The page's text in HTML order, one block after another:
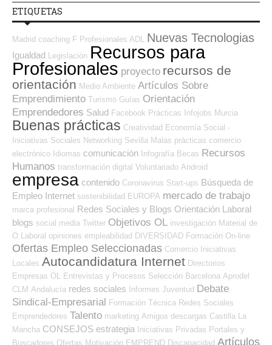
ETIQUETAS
Madrid coaching F Profesionales ADL Nuevas Tecnologias
Igualdad Legislación Recursos para
Profesionales proyecto recursos de
orientación Medio Ambiente Artículos Sobre
Emprendimiento Turismo Guías Orientación
Emprendedores Salud Facebook Prácticas Infojobs Murcia
Buenas prácticas Creatividad Economía Social -
Iniciativas Sociales Networking Sevilla Malas prácticas comercio
electrónico Idiomas comunicación Infografía Becas Recursos
Humanos transformación digital Voluntariado Android
empresa contenido Coronavirus Start-ups Búsqueda de
Empleo Internet sostenibilidad EUROPA mercado de trabajo
marca profesional Redes Sociales y Blogs Orientación Laboral
blogs social media Twitter Objetivos OL investigación Material de
O.Laboral opiniones empleabilidad DIVERSIDAD Formación On-line
Ofertas Empleo Seleccionadas Comercio Iniciativas
Locales Autocandidatura Internet Directorios
Empresas OL Entrevistas y Procesos Selección Barcelona Aprodel
CLM Andalucía redes sociales Informes Juventud Debate
Sindical-Empresarial Formación Técnica Redes Sociales
Emprendedores Talento marketing Amigos descargas Castilla La
Mancha CONSEJOS estrategia Iniciativas Privadas Portales y
Buscadores Ofertas Motivación EMPREND Discapacidad Artículos